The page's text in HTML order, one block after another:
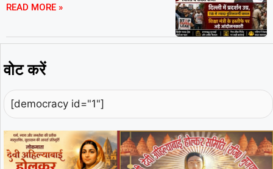
READ MORE »
वोट करें
[democracy id="1"]